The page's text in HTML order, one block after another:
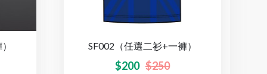
SF002（任選二衫+一褲）
$250
$200